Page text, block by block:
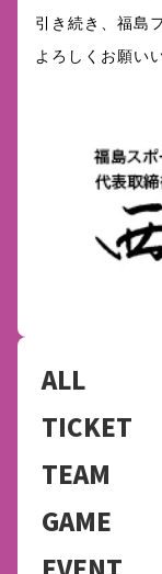
引き続き、福島
よろしくお願い
ALL
TICKET
TEAM
GAME